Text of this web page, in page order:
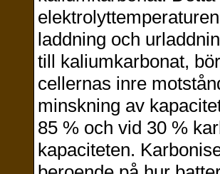
laddning och
till kaliumkarbonat,
cellernas inre
minskning av
85 % och vid 30 %
kapaciteten.